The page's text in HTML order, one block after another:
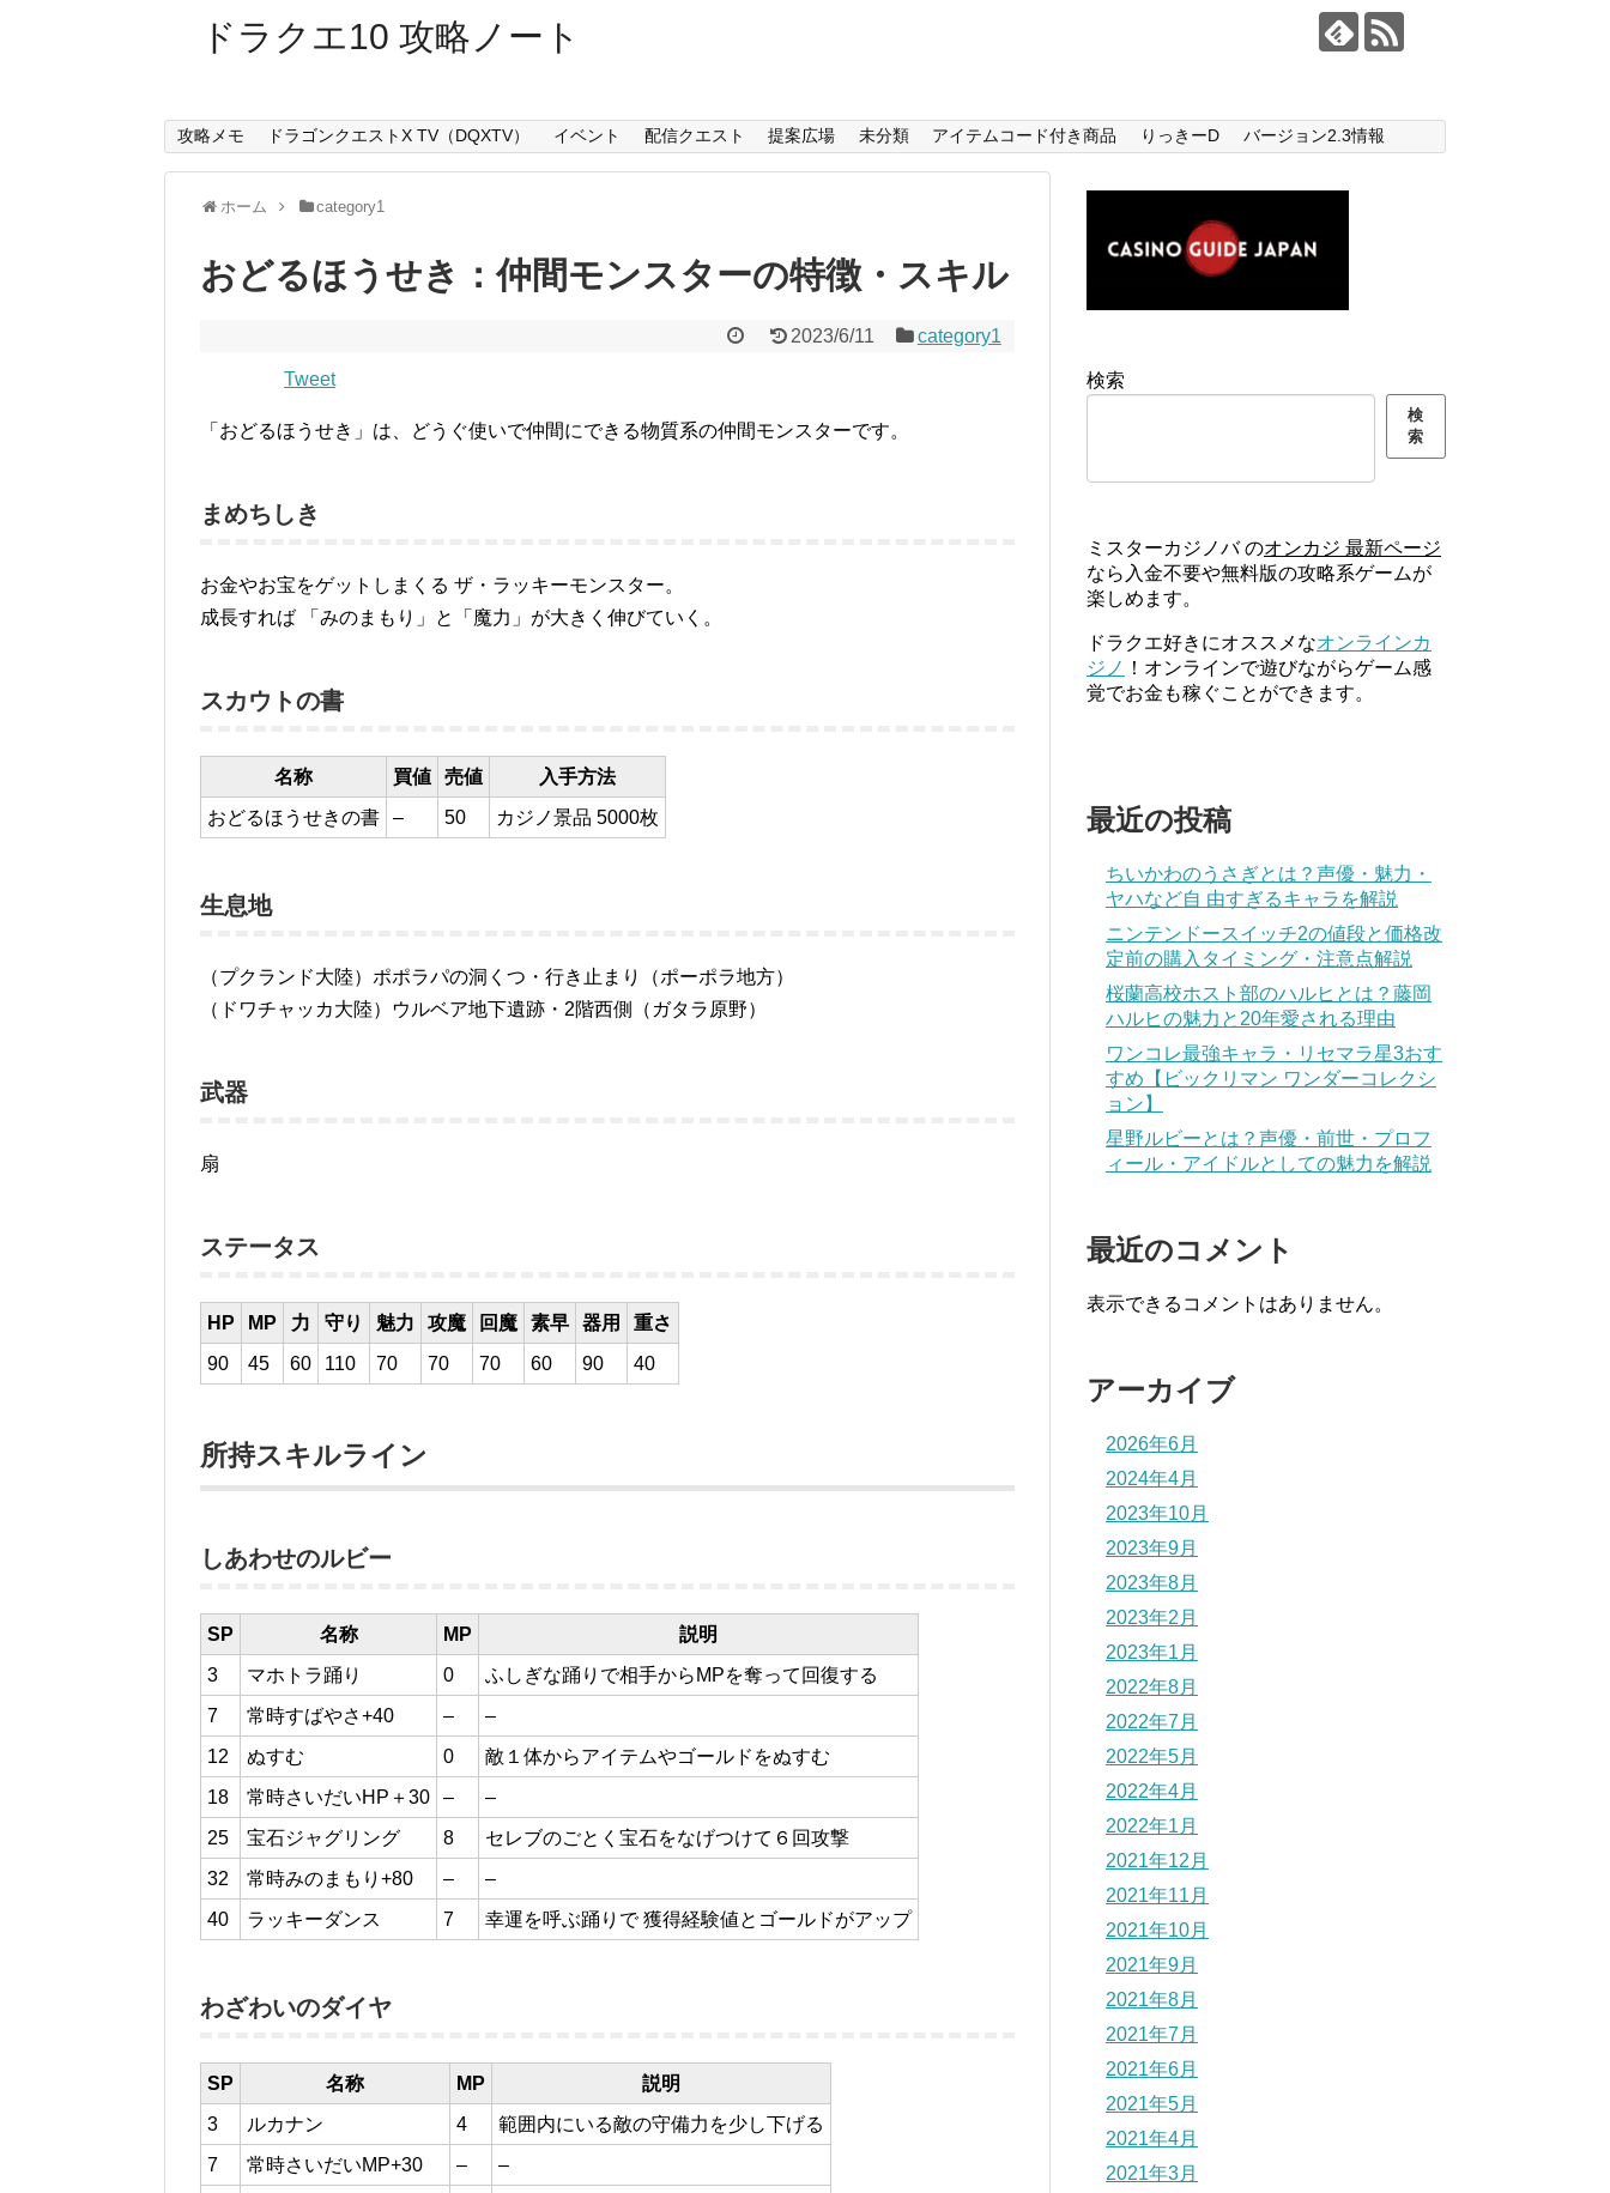
ドラクエ10 攻略ノート
攻略メモ ドラゴンクエストX TV（DQXTV） イベント 配信クエスト 提案広場 未分類 アイテムコード付き商品 りっきーD バージョン2.3情報
ホーム category1
おどるほうせき：仲間モンスターの特徴・スキル
2023/6/11 category1
Tweet
「おどるほうせき」は、どうぐ使いで仲間にできる物質系の仲間モンスターです。
まめちしき
お金やお宝をゲットしまくる ザ・ラッキーモンスター。
成長すれば 「みのまもり」と「魔力」が大きく伸びていく。
スカウトの書
名称 買値 売値
入手方法
おどるほうせきの書
– 50 カジノ景品 5000枚
生息地
（プクランド大陸）ポポラパの洞くつ・行き止まり（ポーポラ地方）
（ドワチャッカ大陸）ウルベア地下遺跡・2階西側（ガタラ原野）
武器
扇
ステータス
HP MP 力 守り 魅力 攻魔 回魔 素早 器用
重さ
90
45 60 110 70 70 70 60 90 40
所持スキルライン
しあわせのルビー
SP 名称 MP
説明
3
マホトラ踊り 0
ふしぎな踊りで相手からMPを奪って回復する
7
常時すばやさ+40 –
–
12
ぬすむ 0
敵１体からアイテムやゴールドをぬすむ
18
常時さいだいHP＋30 –
–
25
宝石ジャグリング 8
セレブのごとく宝石をなげつけて６回攻撃
32
常時みのまもり+80 –
–
40
ラッキーダンス 7 幸運を呼ぶ踊りで 獲得経験値とゴールドがアップ
わざわいのダイヤ
SP 名称 MP
説明
3
ルカナン 4
範囲内にいる敵の守備力を少し下げる
7
常時さいだいMP+30 –
–
検索
検
索
ミスターカジノバ のオンカジ 最新ページ
なら入金不要や無料版の攻略系ゲームが
楽しめます。
ドラクエ好きにオススメなオンラインカ
ジノ ！オンラインで遊びながらゲーム感
覚でお金も稼ぐことができます。
最近の投稿
ちいかわのうさぎとは？声優・魅力・
ヤハなど自 由すぎるキャラを解説
ニンテンドースイッチ2の値段と価格改
定前の購入タイミング・注意点解説
桜蘭高校ホスト部のハルヒとは？藤岡
ハルヒの魅力と20年愛される理由
ワンコレ最強キャラ・リセマラ星3おす
すめ【ビックリマン ワンダーコレクシ
ョン】
星野ルビーとは？声優・前世・プロフ
ィール・アイドルとしての魅力を解説
最近のコメント
表示できるコメントはありません。
アーカイブ
2026年6月
2024年4月
2023年10月
2023年9月
2023年8月
2023年2月
2023年1月
2022年8月
2022年7月
2022年5月
2022年4月
2022年1月
2021年12月
2021年11月
2021年10月
2021年9月
2021年8月
2021年7月
2021年6月
2021年5月
2021年4月
2021年3月